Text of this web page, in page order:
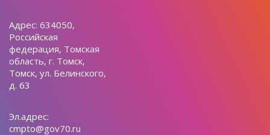
Адрес: 634050,
Российская
федерация, Томская
область, г. Томск,
Томск, ул. Белинского,
д. 63
Эл.адрес:
cmpto@gov70.ru